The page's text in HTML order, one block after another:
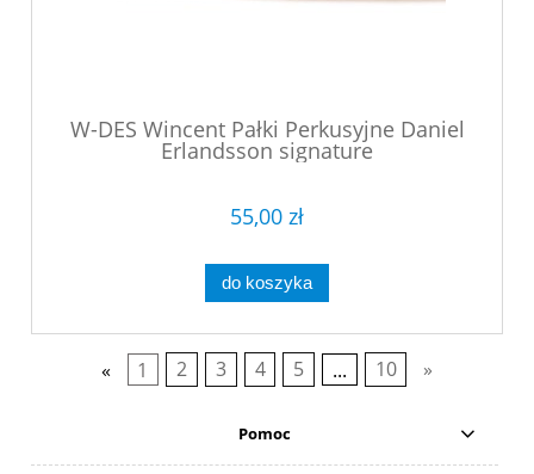
W-DES Wincent Pałki Perkusyjne Daniel
Erlandsson signature
55,00 zł
do koszyka
« 1 2 3 4 5 ... 10 »
Pomoc